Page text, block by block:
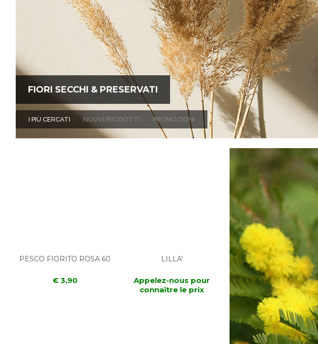
FIORI SECCHI & PRESERVATI
I PIÙ CERCATI NUOVI PRODOTTI PROMOZIONI
PESCO FIORITO ROSA 60
€ 3,90
LILLA'
Appelez-nous pour
connaître le prix